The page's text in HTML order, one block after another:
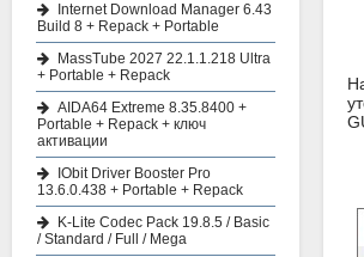
Internet Download Manager 6.43
Build 8 + Repack + Portable
MassTube 2027 22.1.1.218 Ultra
+ Portable + Repack
AIDA64 Extreme 8.35.8400 +
Portable + Repack + ключ
активации
IObit Driver Booster Pro
13.6.0.438 + Portable + Repack
K-Lite Codec Pack 19.8.5 / Basic
/ Standard / Full / Mega